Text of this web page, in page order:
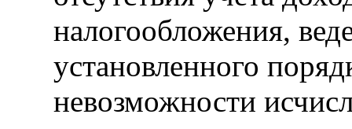
налогообложения,
установленного
невозможности